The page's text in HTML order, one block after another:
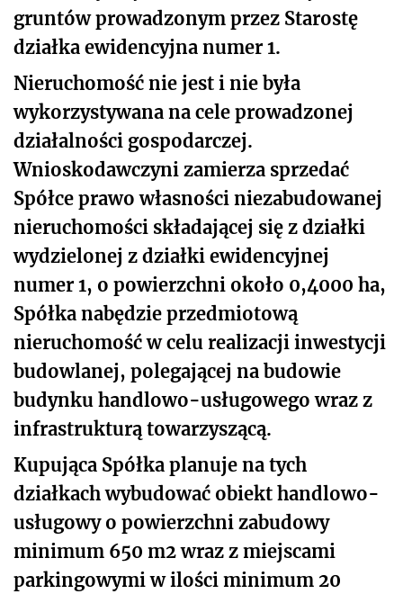
gruntów prowadzonym przez Starostę
działka ewidencyjna numer 1.
Nieruchomość nie jest i nie była
wykorzystywana na cele prowadzonej
działalności gospodarczej.
Wnioskodawczyni zamierza sprzedać
Spółce prawo własności niezabudowanej
nieruchomości składającej się z działki
wydzielonej z działki ewidencyjnej
numer 1, o powierzchni około 0,4000 ha,
Spółka nabędzie przedmiotową
nieruchomość w celu realizacji inwestycji
budowlanej, polegającej na budowie
budynku handlowo-usługowego wraz z
infrastrukturą towarzyszącą.
Kupująca Spółka planuje na tych
działkach wybudować obiekt handlowo-
usługowy o powierzchni zabudowy
minimum 650 m2wraz z miejscami
parkingowymi w ilości minimum 20